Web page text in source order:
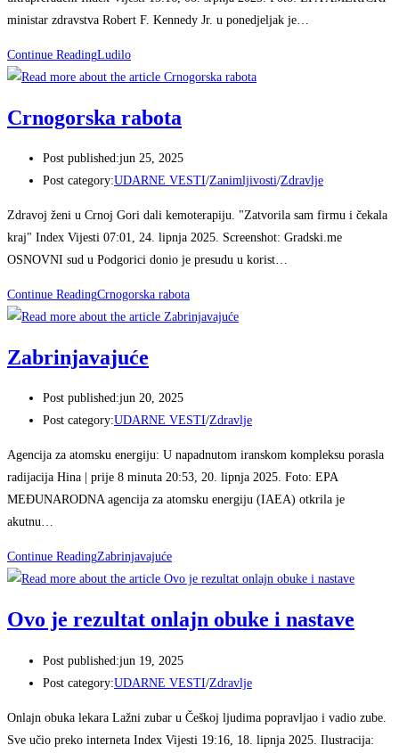
ministar zdravstva Robert F. Kennedy Jr. u ponedjeljak je…
Continue ReadingLudilo
Crnogorska rabota
Post published:jun 25, 2025
Post category:UDARNE VESTI/Zanimljivosti/Zdravlje
Zdravoj ženi u Crnoj Gori dali kemoterapiju. "Zatvorila sam firmu i čekala
kraj" Index Vijesti 07:01, 24. lipnja 2025. Screenshot: Gradski.me
OSNOVNI sud u Podgorici donio je presudu u korist…
Continue ReadingCrnogorska rabota
Zabrinjavajuće
Post published:jun 20, 2025
Post category:UDARNE VESTI/Zdravlje
Agencija za atomsku energiju: U napadnutom iranskom kompleksu porasla
radijacija Hina | prije 8 minuta 20:53, 20. lipnja 2025. Foto: EPA
MEĐUNARODNA agencija za atomsku energiju (IAEA) otkrila je
akutnu…
Continue ReadingZabrinjavajuće
Ovo je rezultat onlajn obuke i nastave
Post published:jun 19, 2025
Post category:UDARNE VESTI/Zdravlje
Onlajn obuka lekara Lažni zubar u Češkoj ljudima popravljao i vadio zube.
Sve učio preko interneta Index Vijesti 19:16, 18. lipnja 2025. Ilustracija: